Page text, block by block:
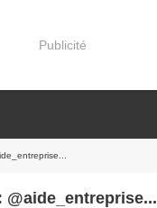
Publicité